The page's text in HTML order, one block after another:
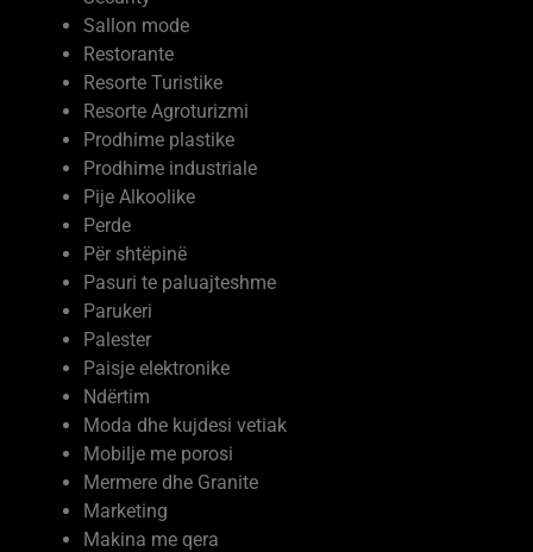
Shëndetësia
Servise elektronike
Servise autovetura
Security
Sallon mode
Restorante
Resorte Turistike
Resorte Agroturizmi
Prodhime plastike
Prodhime industriale
Pije Alkoolike
Perde
Për shtëpinë
Pasuri te paluajteshme
Parukeri
Palester
Paisje elektronike
Ndërtim
Moda dhe kujdesi vetiak